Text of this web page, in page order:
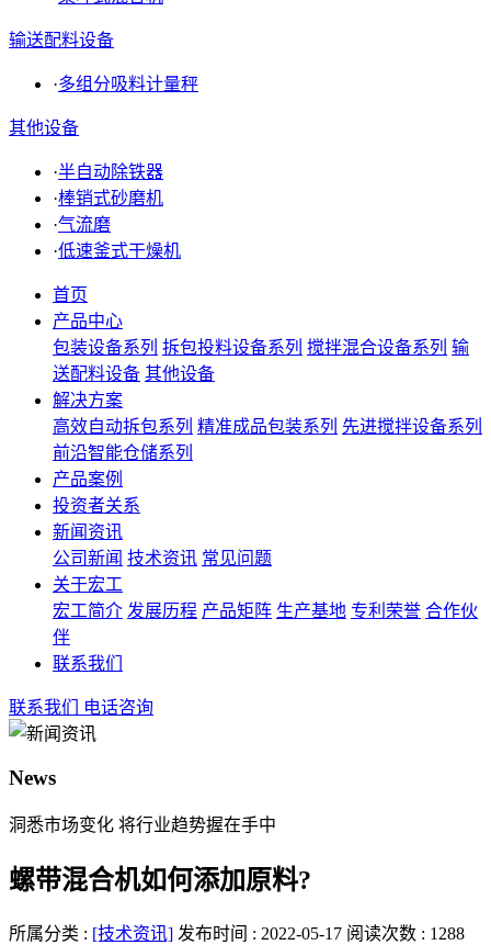
输送配料设备
·多组分吸料计量秤
其他设备
·半自动除铁器
·棒销式砂磨机
·气流磨
·低速釜式干燥机
首页
产品中心
包装设备系列 拆包投料设备系列 搅拌混合设备系列 输
送配料设备 其他设备
解决方案
高效自动拆包系列 精准成品包装系列 先进搅拌设备系列
前沿智能仓储系列
产品案例
投资者关系
新闻资讯
公司新闻 技术资讯 常见问题
关于宏工
宏工简介 发展历程 产品矩阵 生产基地 专利荣誉 合作伙
伴
联系我们
联系我们 电话咨询
News
洞悉市场变化 将行业趋势握在手中
螺带混合机如何添加原料?
所属分类 : [技术资讯] 发布时间 : 2022-05-17 阅读次数 : 1288